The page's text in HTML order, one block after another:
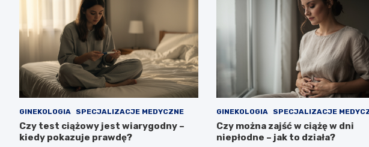
GINEKOLOGIA SPECJALIZACJE MEDYCZNE
Czy test ciążowy jest wiarygodny –
kiedy pokazuje prawdę?
GINEKOLOGIA SPECJALIZACJE
Czy można zajść w ciążę w dni
niepłodne – jak to działa?